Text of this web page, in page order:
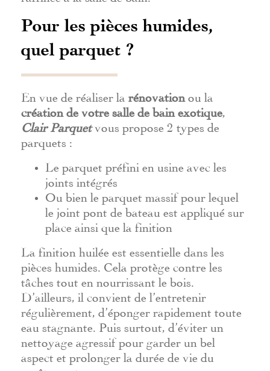
Pour les pièces humides,
quel parquet ?
En vue de réaliser la rénovation ou la
création de votre salle de bain exotique
Clair Parquetvous propose 2 types de
parquets :
Le parquet préfini en usine avec les
joints intégrés
Ou bien le parquet massif pour lequel
le joint pont de bateau est appliqué sur
place ainsi que la finition
La finition huilée est essentielle dans les
pièces humides. Cela protège contre les
tâches tout en nourrissant le bois.
D’ailleurs, il convient de l’entretenir
régulièrement, d’éponger rapidement toute
eau stagnante. Puis surtout, d’éviter un
nettoyage agressif pour garder un bel
aspect et prolonger la durée de vie du